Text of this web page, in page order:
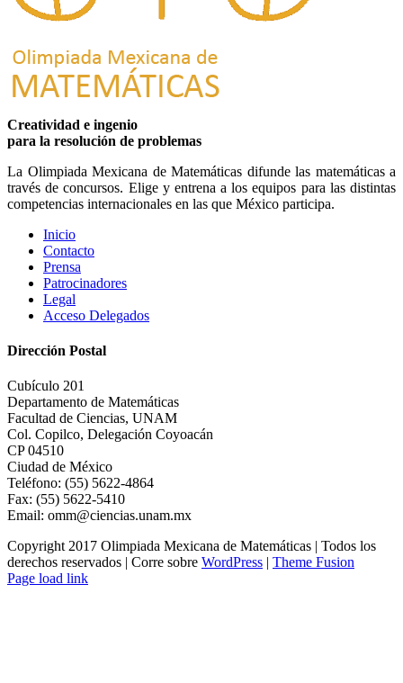
Creatividad e ingenio
para la resolución de problemas
La Olimpiada Mexicana de Matemáticas difunde las matemáticas a
través de concursos. Elige y entrena a los equipos para las distintas
competencias internacionales en las que México participa.
Inicio
Contacto
Prensa
Patrocinadores
Legal
Acceso Delegados
Dirección Postal
Cubículo 201
Departamento de Matemáticas
Facultad de Ciencias, UNAM
Col. Copilco, Delegación Coyoacán
CP 04510
Ciudad de México
Teléfono: (55) 5622-4864
Fax: (55) 5622-5410
Email: omm@ciencias.unam.mx
Copyright 2017 Olimpiada Mexicana de Matemáticas | Todos los
derechos reservados | Corre sobre WordPress | Theme Fusion
Page load link